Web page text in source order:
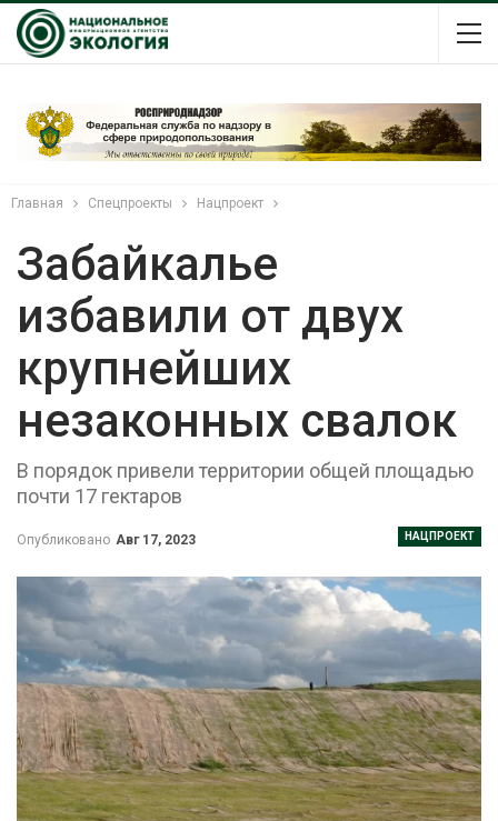
Главная Спецпроекты Нацпроект
Забайкалье
избавили от двух
крупнейших
незаконных свалок
В порядок привели территории общей площадью
почти 17 гектаров
НАЦПРОЕКТ
Опубликовано Авг 17, 2023